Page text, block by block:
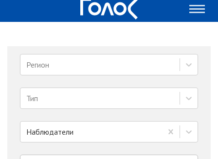
Регион
Тип
Наблюдатели